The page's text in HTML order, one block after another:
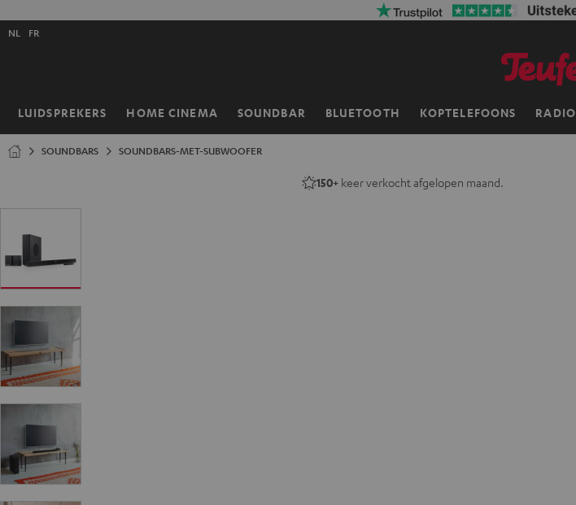
LUIDSPREKERS HOME CINEMA SOUNDBAR BLUETOOTH KOPTELEFOONS
Selecteer
NL FR
Home
SOUNDBARS SOUNDBARS-MET-SUBWOOFER
150+ keer verkocht afgelopen maand.